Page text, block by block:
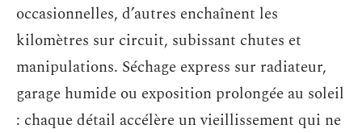
occasionnelles, d’autres enchaînent les
kilomètres sur circuit, subissant chutes et
manipulations. Séchage express sur radiateur,
garage humide ou exposition prolongée au soleil
: chaque détail accélère un vieillissement qui ne